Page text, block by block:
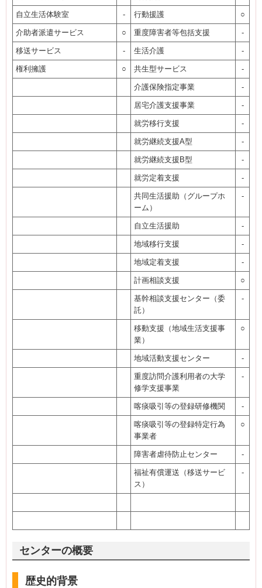
自立生活体験室 - 行動援護 ○
介助者派遣サービス ○ 重度障害者等包括支援 -
移送サービス - 生活介護 -
権利擁護 ○ 共生型サービス -
介護保険指定事業 -
居宅介護支援事業 -
就労移行支援 -
就労継続支援A型 -
就労継続支援B型 -
就労定着支援 -
共同生活援助（グループホ
ーム）
-
自立生活援助 -
地域移行支援 -
地域定着支援 -
計画相談支援 ○
基幹相談支援センター（委
託）
-
移動支援（地域生活支援事
業）
○
地域活動支援センター -
重度訪問介護利用者の大学
修学支援事業
-
喀痰吸引等の登録研修機関 -
喀痰吸引等の登録特定行為
事業者
○
障害者虐待防止センター -
福祉有償運送（移送サービ
ス）
-
センターの概要
歴史的背景